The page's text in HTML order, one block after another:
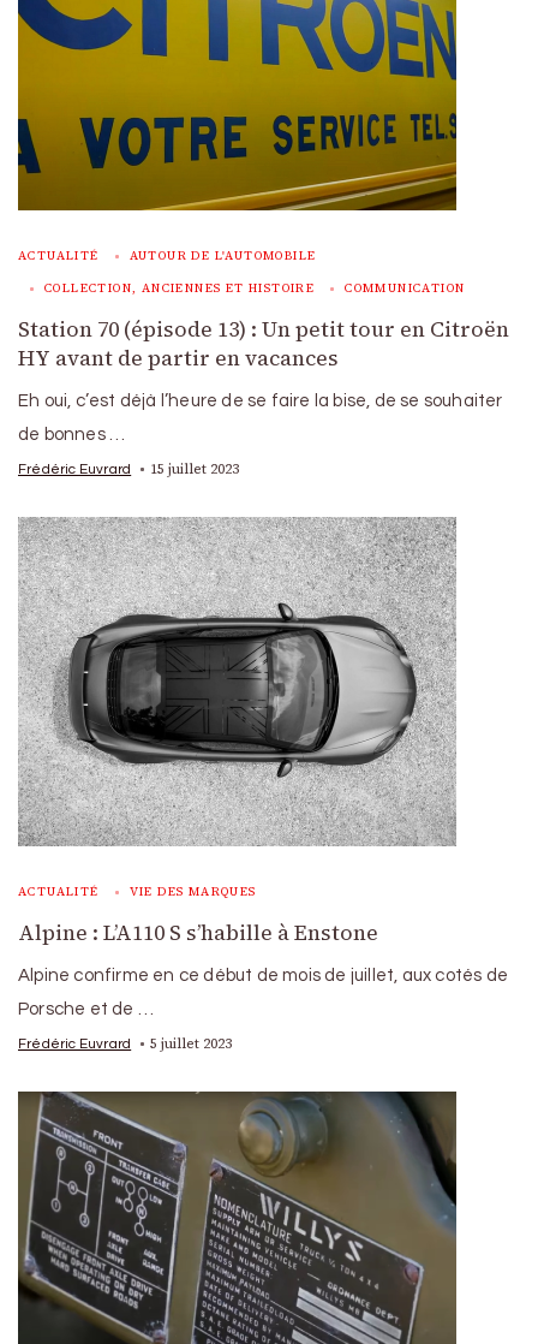
ACTUALITÉ AUTOUR DE L'AUTOMOBILE
COLLECTION, ANCIENNES ET HISTOIRE COMMUNICATION
Station 70 (épisode 13) : Un petit tour en Citroën
HY avant de partir en vacances
Eh oui, c’est déjà l’heure de se faire la bise, de se souhaiter
de bonnes …
Frédéric Euvrard 15 juillet 2023
ACTUALITÉ VIE DES MARQUES
Alpine : L’A110 S s’habille à Enstone
Alpine confirme en ce début de mois de juillet, aux cotés de
Porsche et de …
Frédéric Euvrard 5 juillet 2023